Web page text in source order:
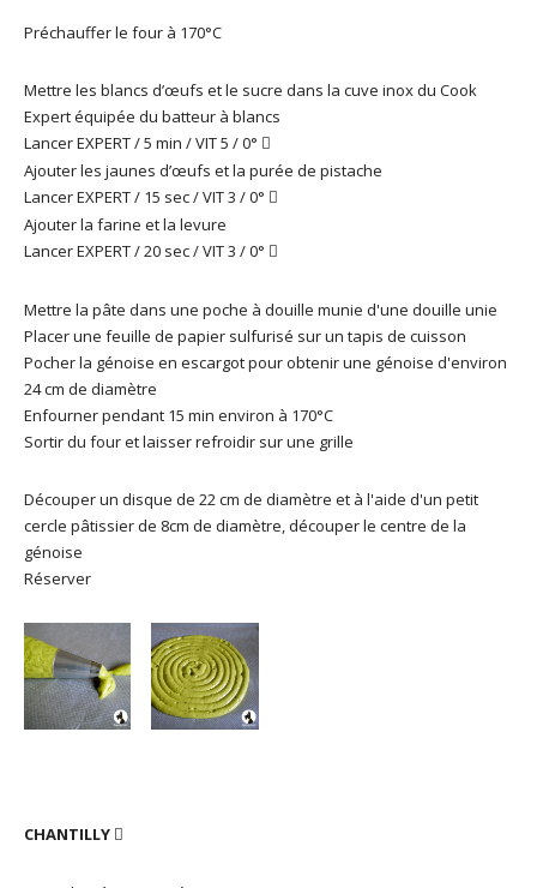
Préchauffer le four à 170°C
Mettre les blancs d’œufs et le sucre dans la cuve inox du Cook
Expert équipée du batteur à blancs
Lancer EXPERT / 5 min / VIT 5 / 0° 
Ajouter les jaunes d’œufs et la purée de pistache
Lancer EXPERT / 15 sec / VIT 3 / 0° 
Ajouter la farine et la levure
Lancer EXPERT / 20 sec / VIT 3 / 0° 
Mettre la pâte dans une poche à douille munie d'une douille unie
Placer une feuille de papier sulfurisé sur un tapis de cuisson
Pocher la génoise en escargot pour obtenir une génoise d'environ
24 cm de diamètre
Enfourner pendant 15 min environ à 170°C
Sortir du four et laisser refroidir sur une grille
Découper un disque de 22 cm de diamètre et à l'aide d'un petit
cercle pâtissier de 8cm de diamètre, découper le centre de la
génoise
Réserver
CHANTILLY 